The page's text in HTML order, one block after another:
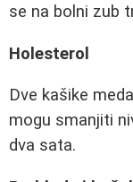
se na bolni zub
Holesterol
Dve kašike
mogu smanjiti
dva sata.